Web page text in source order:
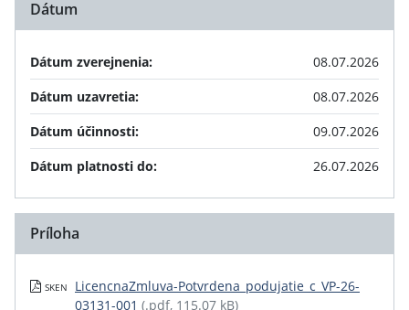
Dátum
Dátum zverejnenia:
08.07.2026
Dátum uzavretia:
08.07.2026
Dátum účinnosti:
09.07.2026
Dátum platnosti do:
26.07.2026
Príloha
SKEN
LicencnaZmluva-Potvrdena_podujatie_c_VP-26-
03131-001 (.pdf, 115.07 kB)